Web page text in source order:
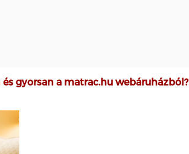
gyorsan a matrac.hu webáruházból?